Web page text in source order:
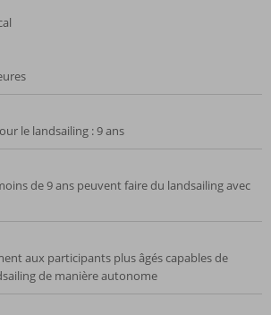
le landsailing : 9 ans
de 9 ans peuvent faire du landsailing avec
aux participants plus âgés capables de
de manière autonome